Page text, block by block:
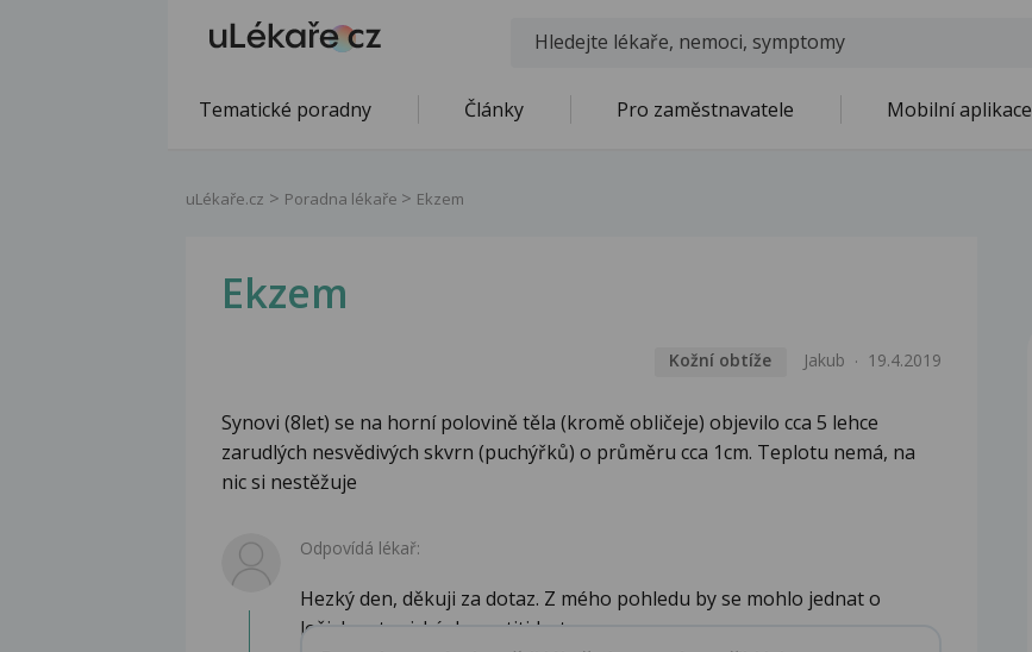
Tematické poradny Články Pro zaměstnavatele Mobilní aplikace
uLékaře.cz Poradna lékaře Ekzem
Ekzem
Kožní obtíže Jakub 19.4.2019
Synovi (8let) se na horní polovině těla (kromě obličeje) objevilo cca 5 lehce
zarudlých nesvědivých skvrn (puchýřků) o průměru cca 1cm. Teplotu nemá, na
nic si nestěžuje
Odpovídá lékař:
Hezký den, děkuji za dotaz. Z mého pohledu by se mohlo jednat o
ložisko atopické dermatitidy, t...